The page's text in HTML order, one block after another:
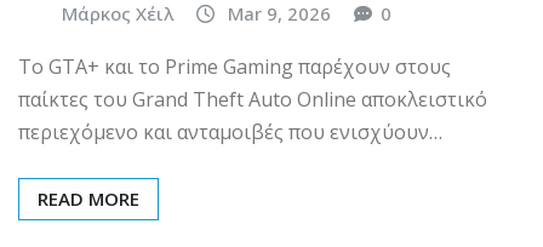
Μάρκος Χέιλ Mar 9, 2026 0
Το GTA+ και το Prime Gaming παρέχουν στους
παίκτες του Grand Theft Auto Online αποκλειστικό
περιεχόμενο και ανταμοιβές που ενισχύουν…
READ MORE